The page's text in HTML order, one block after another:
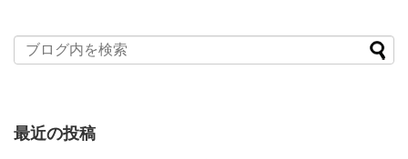
最近の投稿